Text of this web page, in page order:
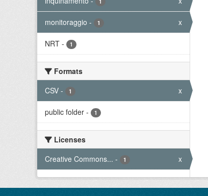
monitoraggio - 1 x
NRT - 1
Formats
CSV - 1 x
public folder - 1
Licenses
Creative Commons... - 1 x